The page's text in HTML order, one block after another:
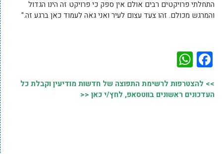
התחלתי פרויקטים רבים אולם אין ספק כי פרויקט זה הינו הגדול
והמרגש מכולם. זהו צעד עצום לעיר ואני גאה לעמוד כאן ברגע זה."
Facebook
>> להצטרפות לרשימת התפוצה של חדשות מודיעין וקבלת כל
העדכונים ראשונים בווטסאפ, לחץ/י כאן <<